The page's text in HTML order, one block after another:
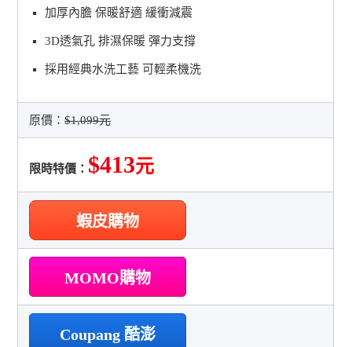
加厚內膽 保暖舒適 緩衝減震
3D透氣孔 排濕保暖 彈力支撐
採用經典水洗工藝 可輕柔機洗
原價：$1,099元
限時特價： $413元
蝦皮購物
MOMO購物
Coupang 酷澎